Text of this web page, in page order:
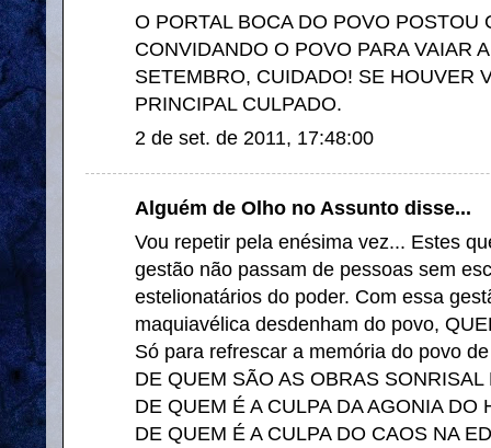
O PORTAL BOCA DO POVO POSTOU
CONVIDANDO O POVO PARA VAIAR
SETEMBRO, CUIDADO! SE HOUVER
PRINCIPAL CULPADO.
2 de set. de 2011, 17:48:00
Alguém de Olho no Assunto disse...
Vou repetir pela enésima vez... Estes
gestão não passam de pessoas sem
estelionatários do poder. Com essa
maquiavélica desdenham do povo,
Só para refrescar a memória do povo
DE QUEM SÃO AS OBRAS
DE QUEM É A CULPA DA AGONIA DO
DE QUEM É A CULPA DO CAOS NA